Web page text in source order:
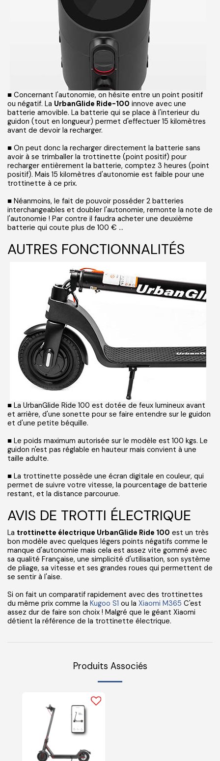
■ Concernant l'autonomie, on hésite entre un point positif
ou négatif. La UrbanGlide Ride-100 innove avec une
batterie amovible. La batterie qui se place à l'interieur du
guidon (tout en longueur) permet d'effectuer 15 kilomètres
avant de devoir la recharger.
■ On peut donc la recharger directement la batterie sans
avoir à se trimballer la trottinette (point positif) pour
recharger entièrement la batterie, comptez 3 heures (point
positif). Mais 15 kilomètres d'autonomie est faible pour une
trottinette à ce prix.
■ Néanmoins, le fait de pouvoir posséder 2 batteries
interchangeables et doubler l'autonomie, remonte la note de
l'autonomie ! Par contre il faudra acheter une deuxième
batterie qui coute plus de 100 € ...
AUTRES FONCTIONNALITÉS
■ La UrbanGlide Ride 100 est dotée de feux lumineux avant
et arrière, d'une sonette pour se faire entendre sur le guidon
et d'une petite béquille.
■ Le poids maximum autorisée sur le modèle est 100 kgs. Le
guidon n'est pas réglable en hauteur mais convient à une
taille adulte.
■ La trottinette possède une écran digitale en couleur, qui
permet de suivre votre vitesse, la pourcentage de batterie
restant, et la distance parcourue.
AVIS DE TROTTI ÉLECTRIQUE
La trottinette électrique UrbanGlide Ride 100 est un très
bon modèle avec quelques légers points négatifs comme le
manque d'autonomie mais cela est assez vite gommé avec
sa qualité Française, une simplicité d'utilisation, son système
de pliage, sa vitesse et ses grandes roues qui permettent de
se sentir à l'aise.
Si on fait un comparatif rapidement avec des trottinettes
du même prix comme la Kugoo S1 ou la Xiaomi M365 C'est
assez dur de faire son choix ! Malgré que le géant Xiaomi
détient la référence de la trottinette électrique.
Produits Associés